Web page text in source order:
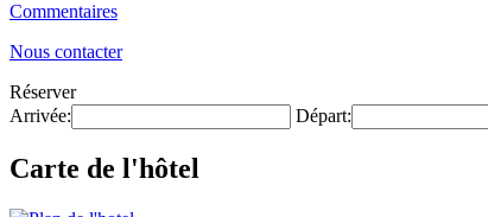
Commentaires
Nous contacter
Réserver
Arrivée:
Départ:
Carte de l'hôtel